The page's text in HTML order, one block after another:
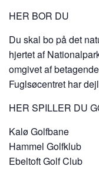
HER BOR DU
Du skal bo på det
hjertet af
omgivet af
Fuglsøcentret har
HER SPILLER DU
Kalø Golfbane
Hammel Golfklub
Ebeltoft Golf Club